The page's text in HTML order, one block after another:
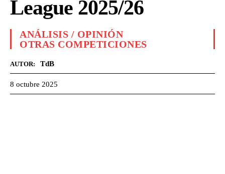
League 2025/26
ANÁLISIS / OPINIÓN
OTRAS COMPETICIONES
AUTOR: TdB
8 octubre 2025